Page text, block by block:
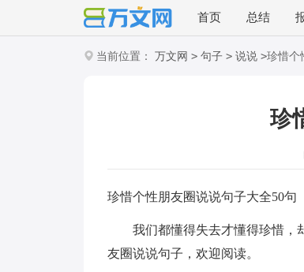
首页 总结
当前位置： 万文网 > 句子 > 说说 >珍惜个
珍
珍惜个性朋友圈说说句子大全50句
我们都懂得失去才懂得珍惜，却
友圈说说句子，欢迎阅读。